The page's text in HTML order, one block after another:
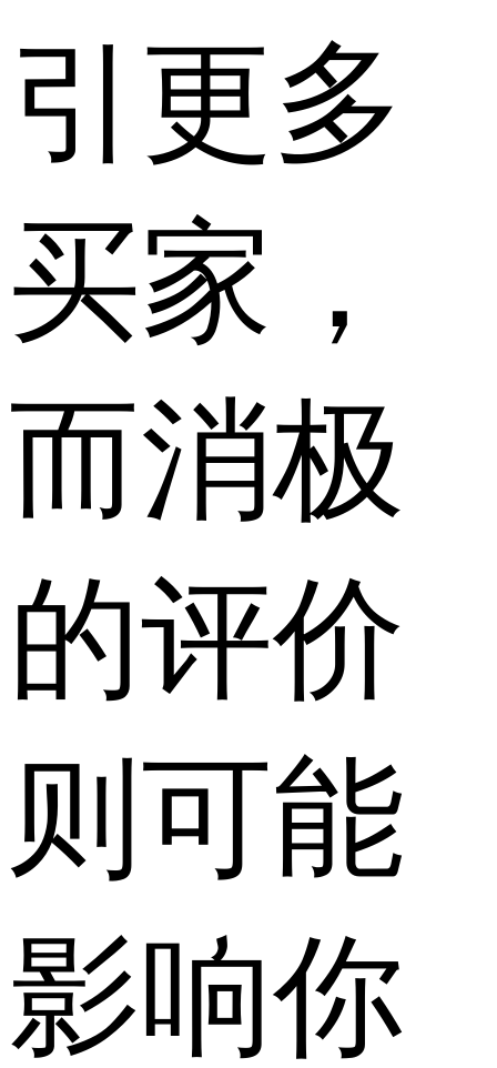
引更多
买家，
而消极
的评价
则可能
影响你